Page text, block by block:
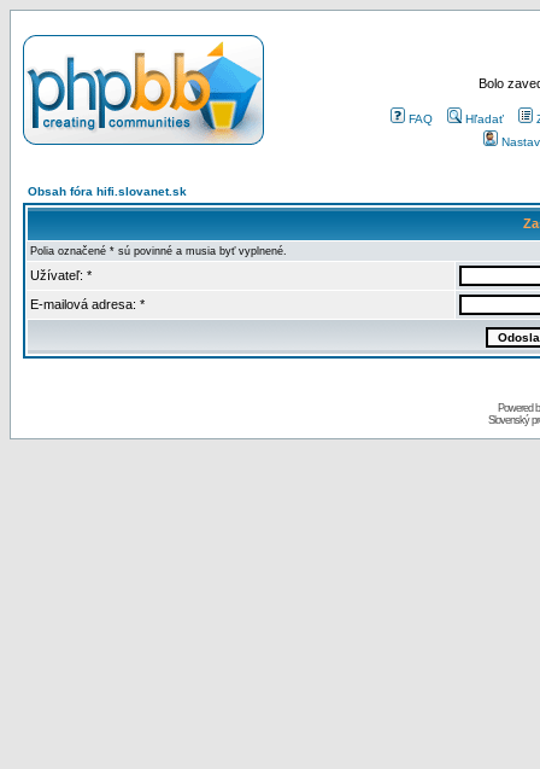
Bolo
FAQ Hľadať
Obsah fóra hifi.slovanet.sk
Polia označené * sú povinné a musia byť vyplnené.
Užívateľ: *
E-mailová adresa: *
Powered
Slovenský